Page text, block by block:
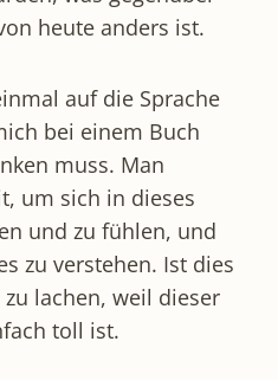
heute anders ist.
auf die Sprache
bei einem Buch
muss. Man
um sich in dieses
und zu fühlen, und
zu verstehen. Ist dies
lachen, weil dieser
toll ist.